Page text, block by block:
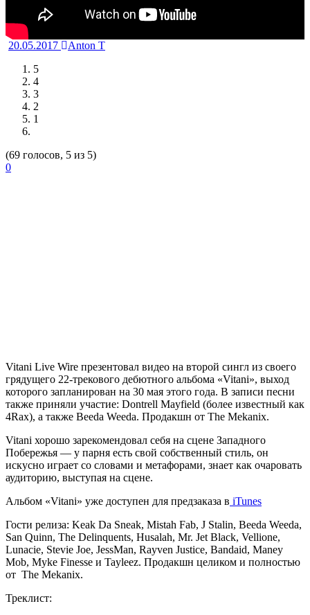
20.05.2017
Anton T
5
4
3
2
1
(69 голосов, 5 из 5)
0
Vitani Live Wire презентовал видео на второй сингл из своего
грядущего 22-трекового дебютного альбома «Vitani», выход
которого запланирован на 30 мая этого года. В записи песни
также приняли участие: Dontrell Mayfield (более известный как
4Rax), а также Beeda Weeda. Продакшн от The Mekanix.
Vitani хорошо зарекомендовал себя на сцене Западного
Побережья — у парня есть свой собственный стиль, он
искусно играет со словами и метафорами, знает как очаровать
аудиторию, выступая на сцене.
Альбом «Vitani» уже доступен для предзаказа в iTunes
Гости релиза: Keak Da Sneak, Mistah Fab, J Stalin, Beeda Weeda,
San Quinn, The Delinquents, Husalah, Mr. Jet Black, Vellione,
Lunacie, Stevie Joe, JessMan, Rayven Justice, Bandaid, Maney
Mob, Myke Finesse и Tayleez. Продакшн целиком и полностью
от The Mekanix.
Треклист: